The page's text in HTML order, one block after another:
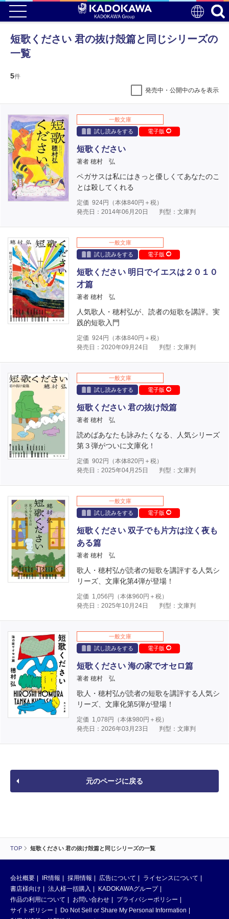
TOP 短歌ください 君の抜け殻篇と同じシリーズの一覧
短歌ください 君の抜け殻篇と同じシリーズの
一覧
5件
発売中・公開中のみを表示
一般文庫
試し読みをする
電子版
短歌ください
著者 穂村 弘
ペガサスは私にはきっと優しくてあなたのこ
とは殺してくれる
定価 924円（本体840円＋税）
発売日：2014年06月20日
判型：文庫判
一般文庫
試し読みをする
電子版
短歌ください 明日でイエスは２０１０
才篇
著者 穂村 弘
人気歌人・穂村弘が、読者の短歌を講評。実
践的短歌入門
定価 924円（本体840円＋税）
発売日：2020年09月24日
判型：文庫判
一般文庫
試し読みをする
電子版
短歌ください 君の抜け殻篇
著者 穂村 弘
読めばあなたも詠みたくなる、人気シリーズ
第３弾がついに文庫化！
定価 902 円（本体820円＋税）
発売日：2025年04月25日
判型：文庫判
一般文庫
試し読みをする
電子版
短歌ください 双子でも片方は泣く夜も
ある篇
著者 穂村 弘
歌人・穂村弘が読者の短歌を講評する人気シ
リーズ、文庫化第4弾が登場！
定価 1,056 円（本体960円＋税）
発売日：2025年10月24日
判型：文庫判
一般文庫
試し読みをする
電子版
短歌ください 海の家でオセロ篇
著者 穂村 弘
歌人・穂村弘が読者の短歌を講評する人気シ
リーズ、文庫化第5弾が登場！
定価 1,078 円（本体980円＋税）
発売日：2026年03月23日
判型：文庫判
元のページに戻る
会社概要 IR情報 採用情報 広告について
ライセンスについて
書店様向け
法人様一括購入
KADOKAWAグループ
作品の利用について
お問い合わせ
プライバシーポリシー
サイトポリシー
Do Not Sell or Share My Personal Information